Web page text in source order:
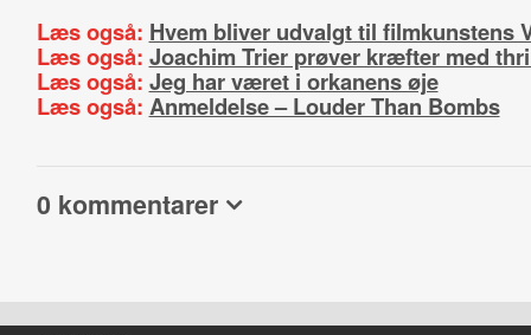
Læs også: Hvem bliver udvalgt til filmkunstens
Læs også: Joachim Trier prøver kræfter med
Læs også: Jeg har været i orkanens øje
Læs også: Anmeldelse – Louder Than Bombs
0 kommentarer